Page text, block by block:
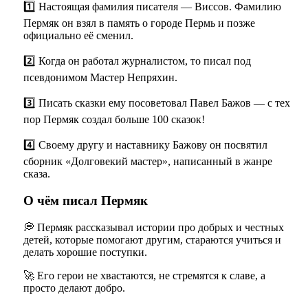
1️⃣ Настоящая фамилия писателя — Виссов. Фамилию
Пермяк он взял в память о городе Пермь и позже
официально её сменил.
2️⃣ Когда он работал журналистом, то писал под
псевдонимом Мастер Непряхин.
3️⃣ Писать сказки ему посоветовал Павел Бажов — с тех
пор Пермяк создал больше 100 сказок!
4️⃣ Своему другу и наставнику Бажову он посвятил
сборник «Долговекий мастер», написанный в жанре
сказа.
О чём писал Пермяк
💭 Пермяк рассказывал истории про добрых и честных
детей, которые помогают другим, стараются учиться и
делать хорошие поступки.
🚀 Его герои не хвастаются, не стремятся к славе, а
просто делают добро.